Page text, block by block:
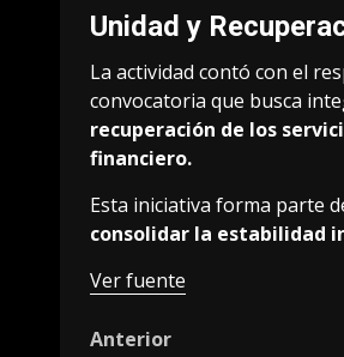
Unidad y
La actividad contó con el
convocatoria que busca
recuperación de los
financiero.
Esta iniciativa forma parte
consolidar la estabilidad
Ver fuente
Post
Anterior